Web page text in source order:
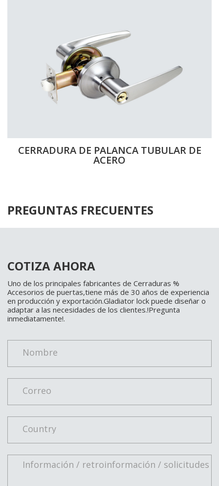
CERRADURA DE PALANCA TUBULAR DE
ACERO
PREGUNTAS FRECUENTES
COTIZA AHORA
Uno de los principales fabricantes de Cerraduras %
Accesorios de puertas,tiene más de 30 años de experiencia
en producción y exportación.Gladiator lock puede diseñar o
adaptar a las necesidades de los clientes.!Pregunta
inmediatamente!.